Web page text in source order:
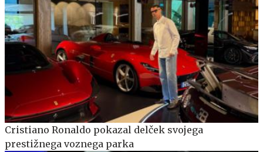
Cristiano Ronaldo pokazal delček svojega
prestižnega voznega parka